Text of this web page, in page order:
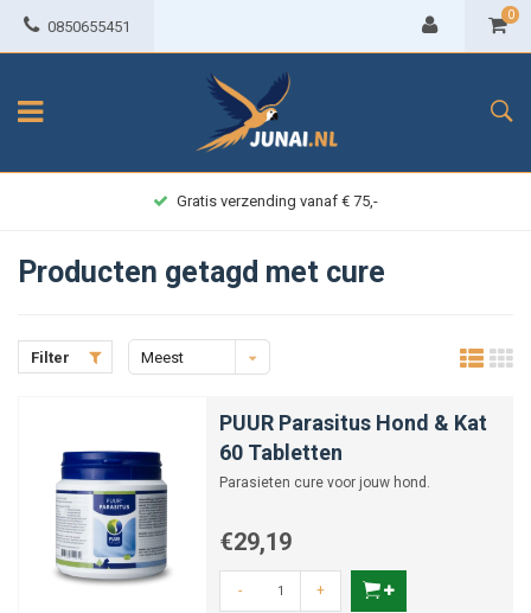
0850655451
0
Gratis verzending vanaf € 75,-
Producten getagd met cure
Filter
Meest
PUUR Parasitus Hond & Kat
60 Tabletten
Parasieten cure voor jouw hond.
€29,19
- +